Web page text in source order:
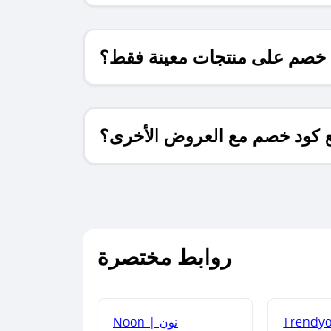
خصم على منتجات معينة فقط؟
كود خصم مع العروض الأخرى؟
روابط مختصرة
Noon | نون